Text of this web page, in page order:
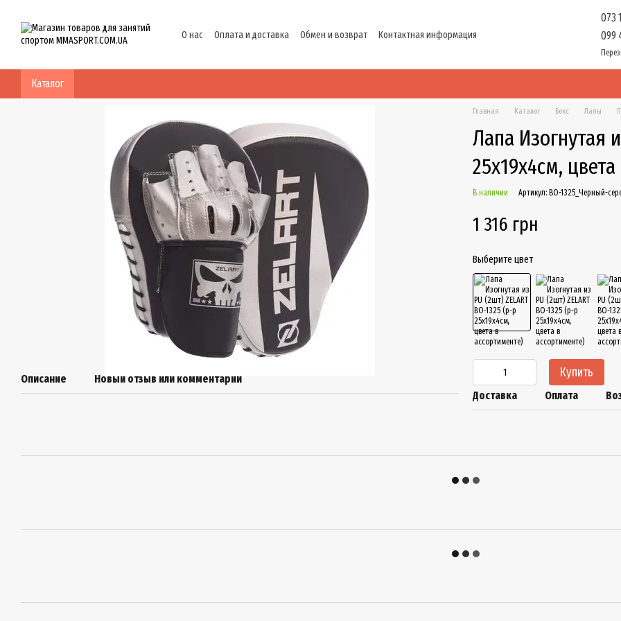
О нас Оплата и доставка Обмен и возврат
Контактная информация
073
099
Каталог
Описание Новый отзыв или комментарий
Главная Каталог Бокс Лапы
Лапа Изогнутая
25x19x4см,
В наличии Артикул: BO-1325_Черный-
1 316 грн
Выберите цвет
Купить
Доставка Оплата